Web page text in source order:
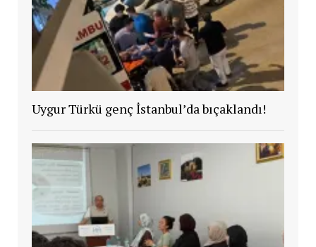
Uygur Türkü genç İstanbul’da bıçaklandı!